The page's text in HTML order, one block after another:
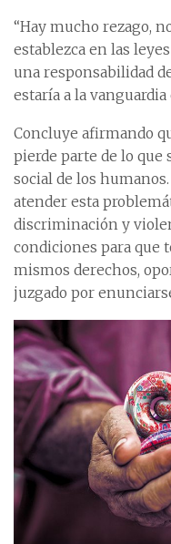
“Hay mucho rezago,
establezca en las
una responsabilidad
estaría a la
Concluye afirmando
pierde parte de lo que
social de los
atender esta
discriminación y
condiciones para que
mismos derechos,
juzgado por